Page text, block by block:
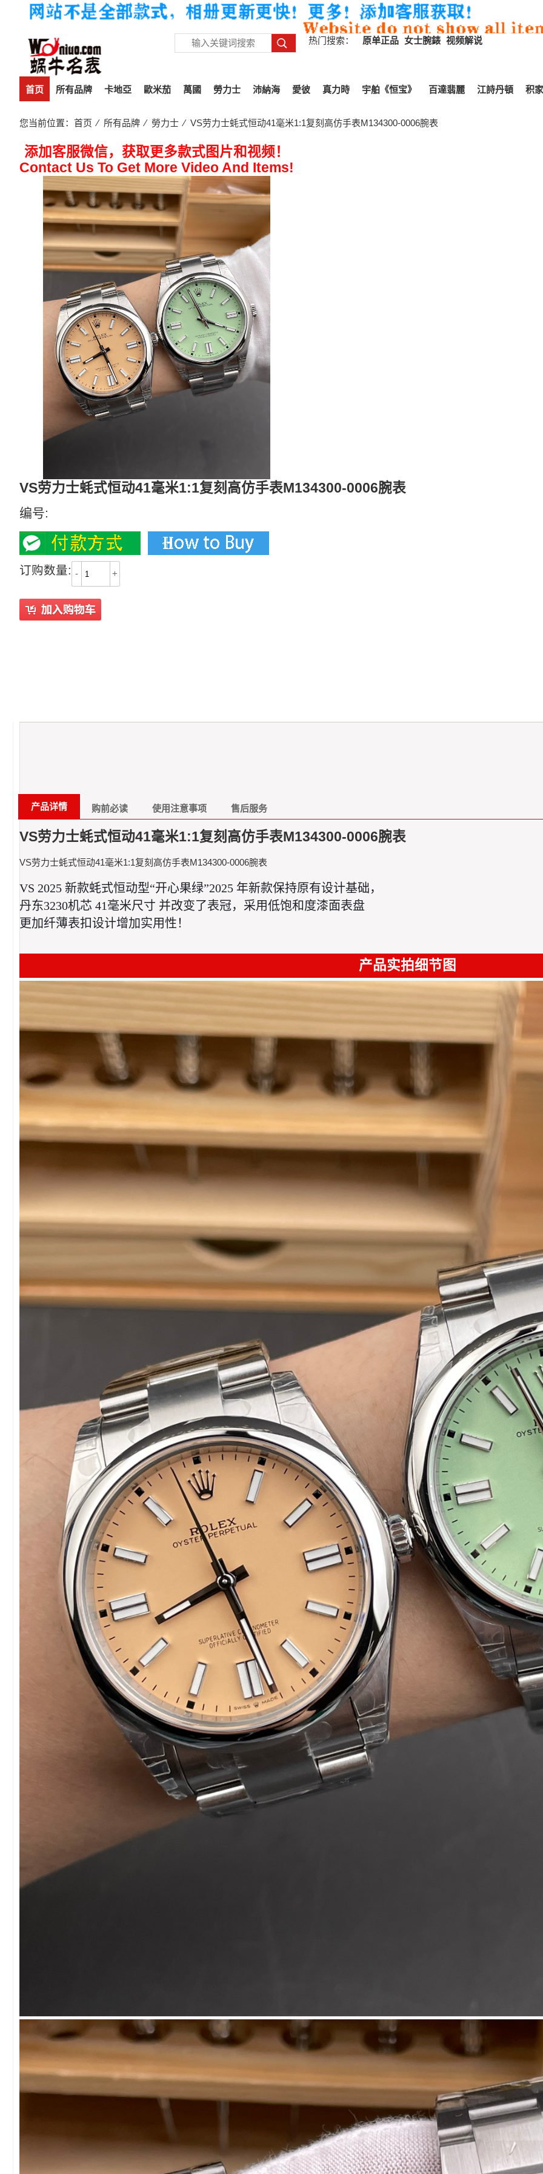
热门搜索： 原单正品 女士腕錶 视频解说
首页 所有品牌 卡地亞 歐米茄 萬國 勞力士 沛納海 愛彼 真力時 宇舶《恒宝》 百達翡麗 江詩丹頓 积家
您当前位置： 首页 ⁄ 所有品牌 ⁄ 勞力士 ⁄ VS劳力士蚝式恒动41毫米1:1复刻高仿手表M134300-0006腕表
添加客服微信，获取更多款式图片和视频！
Contact Us To Get More Video And Items!
VS劳力士蚝式恒动41毫米1:1复刻高仿手表M134300-0006腕表
编号:
订购数量: - +
产品详情 购前必读 使用注意事项 售后服务
VS劳力士蚝式恒动41毫米1:1复刻高仿手表M134300-0006腕表
VS劳力士蚝式恒动41毫米1:1复刻高仿手表M134300-0006腕表
VS 2025 新款蚝式恒动型“开心果绿”2025 年新款保持原有设计基础，
丹东3230机芯 41毫米尺寸 并改变了表冠，采用低饱和度漆面表盘
更加纤薄表扣设计增加实用性！
产品实拍细节图